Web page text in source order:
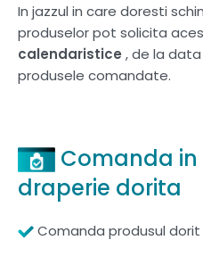
In jazzul in care doresti
produselor pot solicita
calendaristice , de la
produsele comandate.
Comanda
draperie dorita
Comanda produsul